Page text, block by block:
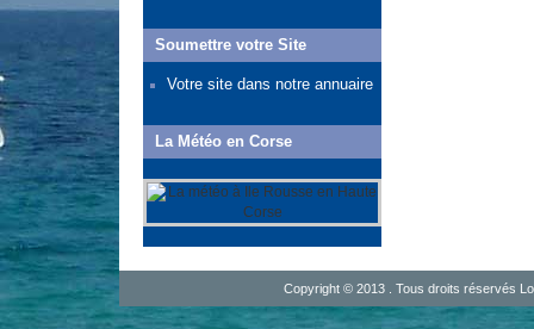
Soumettre votre Site
Votre site dans notre annuaire
La Météo en Corse
Copyright © 2013 . Tous droits réservés